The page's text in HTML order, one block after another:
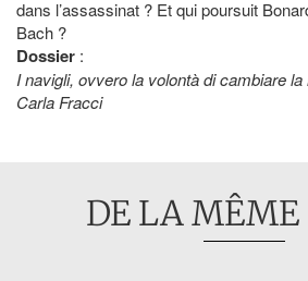
dans l’assassinat ? Et qui poursuit
Bach ?
Dossier :
I navigli, ovvero la volontà di cambiare la
Carla Fracci
DE LA MÊME